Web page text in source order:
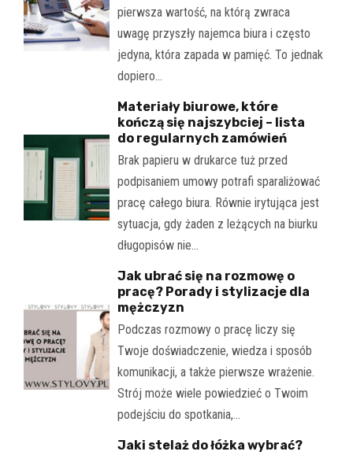
pierwsza wartość, na którą zwraca
uwagę przyszły najemca biura i często
jedyna, która zapada w pamięć. To jednak
dopiero…
Materiały biurowe, które
kończą się najszybciej – lista
do regularnych zamówień
Brak papieru w drukarce tuż przed
podpisaniem umowy potrafi sparaliżować
pracę całego biura. Równie irytująca jest
sytuacja, gdy żaden z leżących na biurku
długopisów nie…
Jak ubrać się na rozmowę o
pracę? Porady i stylizacje dla
mężczyzn
Podczas rozmowy o pracę liczy się
Twoje doświadczenie, wiedza i sposób
komunikacji, a także pierwsze wrażenie.
Strój może wiele powiedzieć o Twoim
podejściu do spotkania,…
Jaki stelaż do łóżka wybrać?